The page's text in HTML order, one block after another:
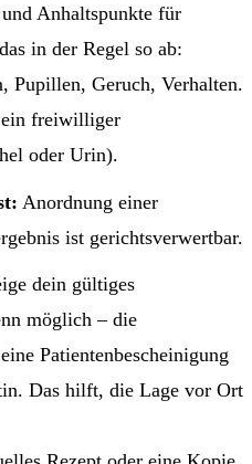
Anhaltspunkte für
in der Regel so ab:
Pupillen, Geruch, Verhalten.
freiwilliger
oder Urin).
Anordnung einer
ist gerichtsverwertbar.
dein gültiges
möglich – die
Patientenbescheinigung
Das hilft, die Lage vor Ort